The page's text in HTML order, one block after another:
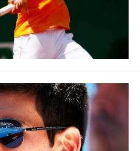
come New York